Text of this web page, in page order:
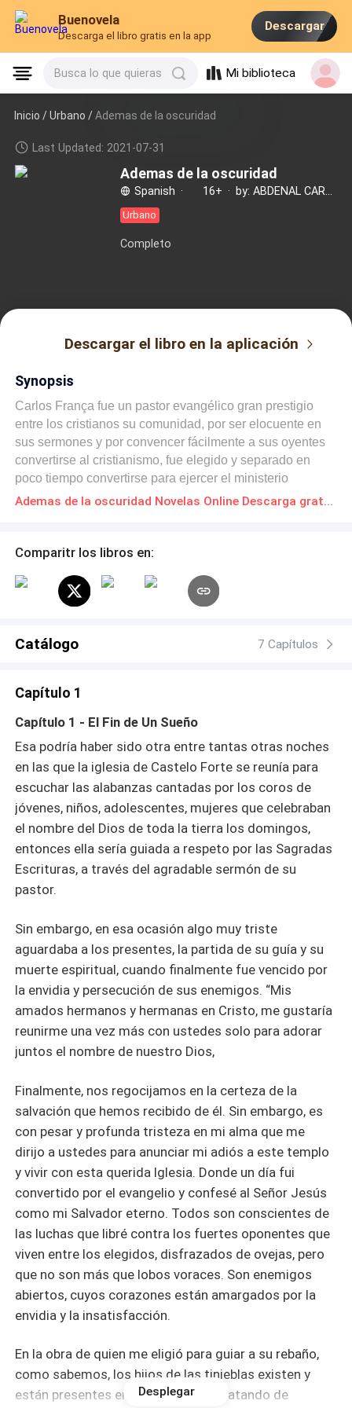
Buenovela
Descarga el libro gratis en la app
Descargar
Busca lo que quieras Mi biblioteca
Inicio /Urbano /Ademas de la oscuridad
Last Updated: 2021-07-31
Ademas de la oscuridad
Spanish · 16+ ·
Urbano
Completo
Descargar el libro en la aplicación
Synopsis
Carlos França fue un pastor evangélico gran prestigio
entre los cristianos su comunidad, por ser elocuente en
sus sermones y por convencer fácilmente a sus oyentes
convertirse al cristianismo, fue elegido y separado en
poco tiempo convertirse para ejercer el ministerio
pastoral, haciéndose blanco la persecución otros
atormentadas al verlo crecer casi instantáneamente,
Y esto resultó en la tempestuosa persecución que
destruyó su reputación, llevándolo a perder a su familia y
conoce a alguien que lo ayuda a salir del fondo y tiene la
Ademas de la oscuridad Novelas Online Descarga gratuita de PDF
Comparitr los libros en:
Catálogo 7 Capítulos
Capítulo 1
Capítulo 1 - El Fin de Un Sueño
Esa podría haber sido otra entre tantas otras noches
en las que la iglesia de Castelo Forte se reunía para
escuchar las alabanzas cantadas por los coros de
jóvenes, niños, adolescentes, mujeres que celebraban
el nombre del Dios de toda la tierra los domingos,
entonces ella sería guiada a respeto por las Sagradas
Escrituras, a través del agradable sermón de su
pastor.
Sin embargo, en esa ocasión algo muy triste
aguardaba a los presentes, la partida de su guía y su
muerte espiritual, cuando finalmente fue vencido por
la envidia y persecución de sus enemigos. “Mis
amados hermanos y hermanas en Cristo, me gustaría
reunirme una vez más con ustedes solo para adorar
juntos el nombre de nuestro Dios,
Finalmente, nos regocijamos en la certeza de la
salvación que hemos recibido de él. Sin embargo, es
con pesar y profunda tristeza en mi alma que me
dirijo a ustedes para anunciar mi adiós a este templo
y vivir con esta querida Iglesia. Donde un día fui
convertido por el evangelio y confesé al Señor Jesús
como mi Salvador eterno. Todos son conscientes de
las luchas que libré contra los fuertes oponentes que
viven entre los elegidos, disfrazados de ovejas, pero
que no son más que lobos voraces. Son enemigos
abiertos, cuyos corazones están amargados por la
envidia y la insatisfacción.
En la obra de quien me eligió para guiar a su rebaño,
como sabemos, los hijos de las tinieblas existen y
están presentes en todas partes. Tratando de
Desplegar